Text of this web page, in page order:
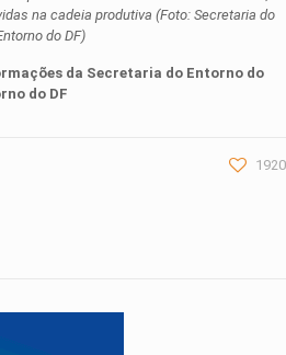
na cadeia produtiva (Foto: Secretaria do
do DF)
d a Secretaria do Entorno do
do DF
1920